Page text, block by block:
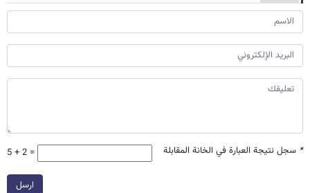
* سجل نتيجة العبارة في الخانة المقابلة 5 + 2 =
ارسل